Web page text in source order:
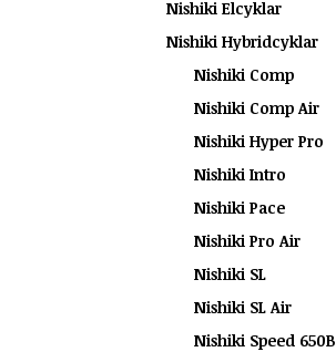
Nishiki Elcyklar
Nishiki Hybridcyklar
Nishiki Comp
Nishiki Comp Air
Nishiki Hyper Pro
Nishiki Intro
Nishiki Pace
Nishiki Pro Air
Nishiki SL
Nishiki SL Air
Nishiki Speed 650B